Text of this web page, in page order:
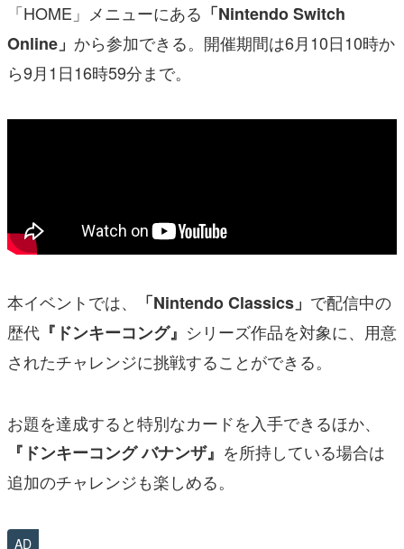
「HOME」メニューにある 「Nintendo Switch
Online」 から参加できる。開催期間は6月10日10時か
ら9月1日16時59分まで。
本イベントでは、 「Nintendo Classics」 で配信中の
歴代 『ドンキーコング』 シリーズ作品を対象に、用意
されたチャレンジに挑戦することができる。
お題を達成すると特別なカードを入手できるほか、
『ドンキーコング バナンザ』 を所持している場合は
追加のチャレンジも楽しめる。
AD